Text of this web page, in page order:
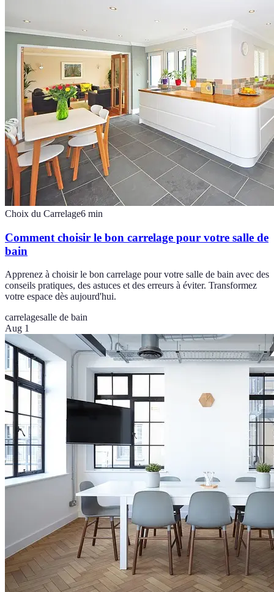
Choix du Carrelage6 min
Comment choisir le bon carrelage pour votre salle de
bain
Apprenez à choisir le bon carrelage pour votre salle de bain avec des
conseils pratiques, des astuces et des erreurs à éviter. Transformez
votre espace dès aujourd'hui.
carrelagesalle de bain
Aug 1